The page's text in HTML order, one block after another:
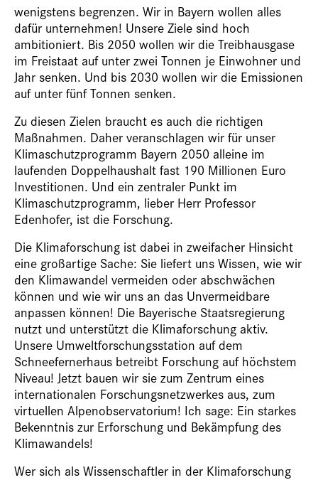
wenigstens begrenzen. Wir in Bayern wollen alles
dafür unternehmen! Unsere Ziele sind hoch
ambitioniert. Bis 2050 wollen wir die Treibhausgase
im Freistaat auf unter zwei Tonnen je Einwohner und
Jahr senken. Und bis 2030 wollen wir die Emissionen
auf unter fünf Tonnen senken.
Zu diesen Zielen braucht es auch die richtigen
Maßnahmen. Daher veranschlagen wir für unser
Klimaschutzprogramm Bayern 2050 alleine im
laufenden Doppelhaushalt fast 190 Millionen Euro
Investitionen. Und ein zentraler Punkt im
Klimaschutzprogramm, lieber Herr Professor
Edenhofer, ist die Forschung.
Die Klimaforschung ist dabei in zweifacher Hinsicht
eine großartige Sache: Sie liefert uns Wissen, wie wir
den Klimawandel vermeiden oder abschwächen
können und wie wir uns an das Unvermeidbare
anpassen können! Die Bayerische Staatsregierung
nutzt und unterstützt die Klimaforschung aktiv.
Unsere Umweltforschungsstation auf dem
Schneefernerhaus betreibt Forschung auf höchstem
Niveau! Jetzt bauen wir sie zum Zentrum eines
internationalen Forschungsnetzwerkes aus, zum
virtuellen Alpenobservatorium! Ich sage: Ein starkes
Bekenntnis zur Erforschung und Bekämpfung des
Klimawandels!
Wer sich als Wissenschaftler in der Klimaforschung